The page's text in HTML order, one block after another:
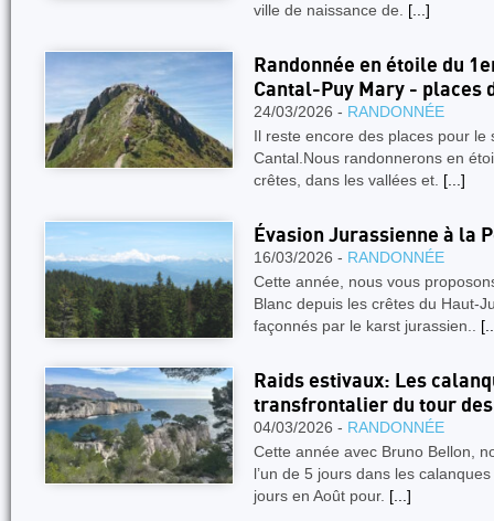
ville de naissance de. [...]
Randonnée en étoile du
Cantal-Puy Mary - places
24/03/2026 - RANDONNÉE
Il reste encore des places pour le
Cantal.Nous randonnerons en
crêtes, dans les vallées et. [...]
Évasion Jurassienne à la
16/03/2026 - RANDONNÉE
Cette année, nous vous
Blanc depuis les crêtes du Haut-
façonnés par le karst jurassien..
Raids estivaux: Les
transfrontalier du tour
04/03/2026 - RANDONNÉE
Cette année avec Bruno Bellon,
l’un de 5 jours dans les
jours en Août pour. [...]